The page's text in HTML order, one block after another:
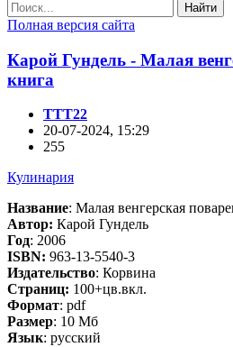
Найти
Полная версия сайта
Карой Гундель - Малая
книга
TTT22
20-07-2024, 15:29
255
Кулинария
Название: Малая венгерская
Автор: Карой Гундель
Год: 2006
ISBN: 963-13-5540-3
Издательство: Корвина
Cтраниц: 100+цв.вкл.
Формат: pdf
Размер: 10 Мб
Язык: русский